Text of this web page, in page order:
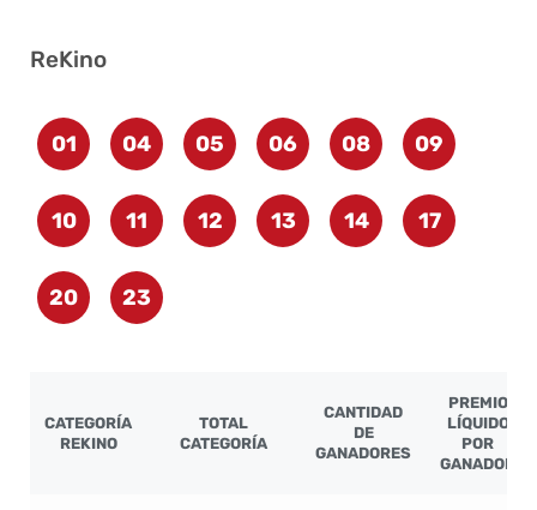
ReKino
01 04 05 06 08 09
10 11 12 13 14 17
20 23
CATEGORÍA
REKINO
TOTAL
CATEGORÍA
CANTIDAD
DE
GANADORES
PREMIO
LÍQUIDO
POR
GANADOR